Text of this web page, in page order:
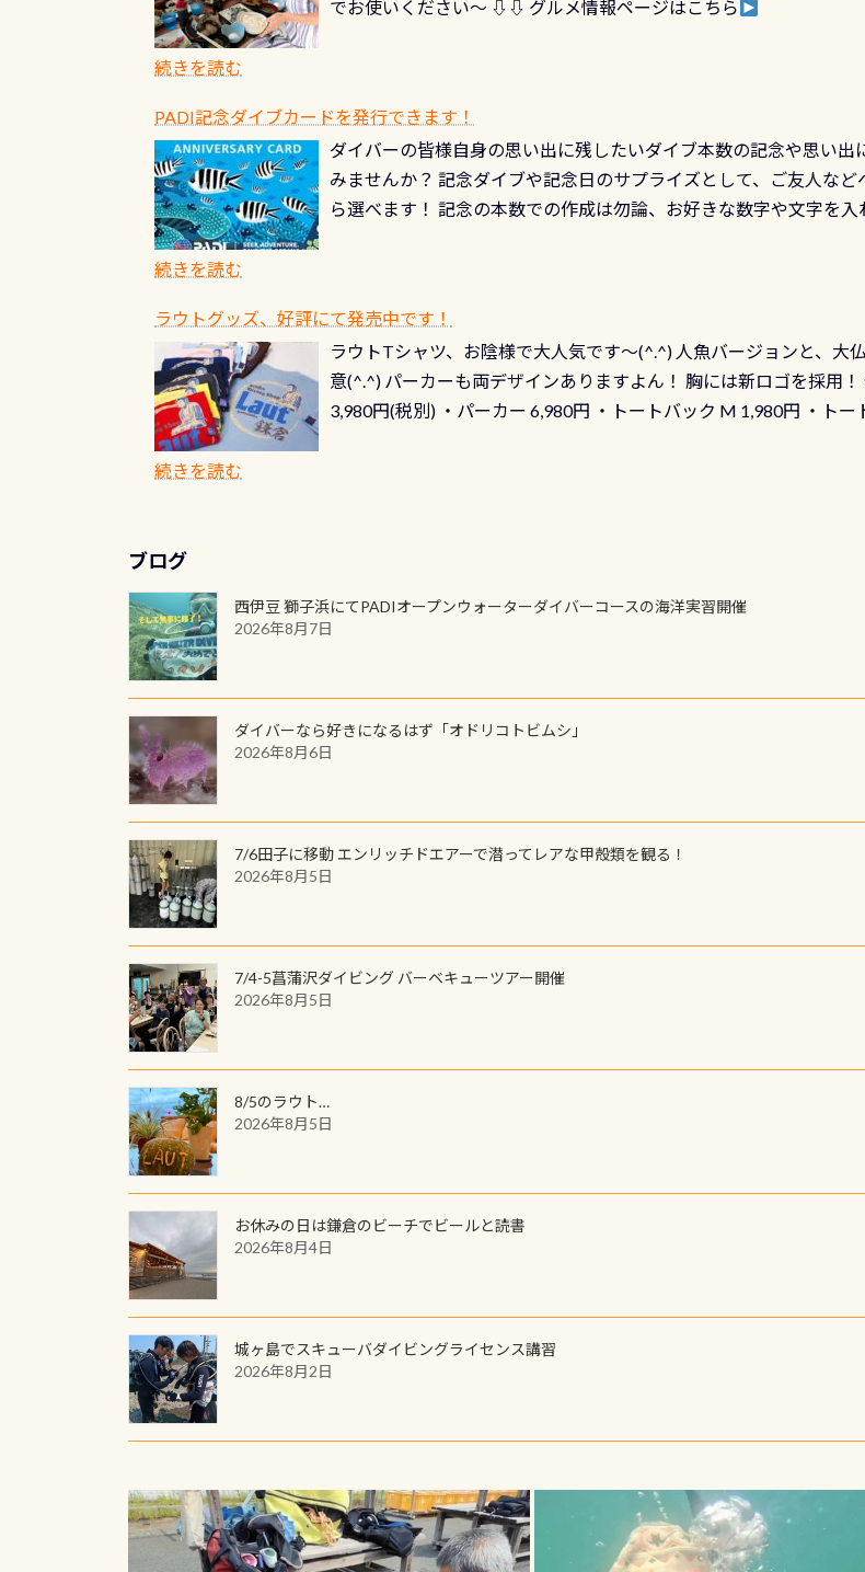
でお使いください～ ⇩⇩ グルメ情報ページはこちら
続きを読む
PADI記念ダイブカードを発行できます！
ダイバーの皆様自身の思い出に残したいダイブ本数の記念や思い
みませんか？ 記念ダイブや記念日のサプライズとして、ご友人な
ら選べます！ 記念の本数での作成は勿論、お好きな数字や文字を
続きを読む
ラウトグッズ、好評にて発売中です！
ラウトTシャツ、お陰様で大人気です～(^.^) 人魚バージョンと、
意(^.^) パーカーも両デザインありますよん！ 胸には新ロゴを採用
3,980円(税別) ・パーカー 6,980円 ・トートバック M 1,980円 ・ト
続きを読む
ブログ
西伊豆 獅子浜にてPADIオープンウォーターダイバーコースの海洋実習開催
2026年8月7日
ダイバーなら好きになるはず「オドリコトビムシ」
2026年8月6日
7/6田子に移動 エンリッチドエアーで潜ってレアな甲殻類を観る！
2026年8月5日
7/4-5菖蒲沢ダイビング バーベキューツアー開催
2026年8月5日
8/5のラウト…
2026年8月5日
お休みの日は鎌倉のビーチでビールと読書
2026年8月4日
城ヶ島でスキューバダイビングライセンス講習
2026年8月2日